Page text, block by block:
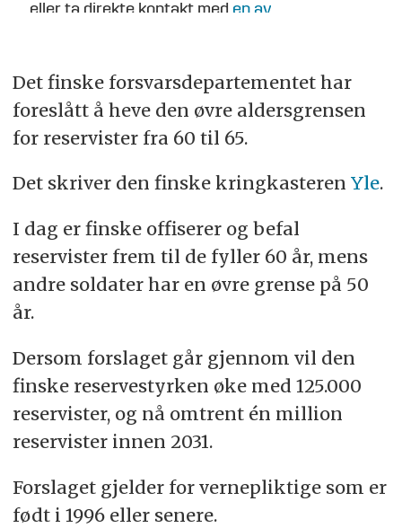
eller ta direkte kontakt med en av
Det finske forsvarsdepartementet har
foreslått å heve den øvre aldersgrensen
for reservister fra 60 til 65.
Det skriver den finske kringkasteren Yle.
I dag er finske offiserer og befal
reservister frem til de fyller 60 år, mens
andre soldater har en øvre grense på 50
år.
Dersom forslaget går gjennom vil den
finske reservestyrken øke med 125.000
reservister, og nå omtrent én million
reservister innen 2031.
Forslaget gjelder for vernepliktige som er
født i 1996 eller senere.